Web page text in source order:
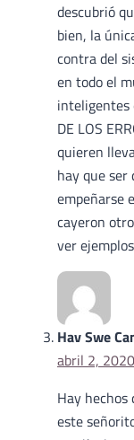
descubrió
bien, la
contra del
en todo el
inteligentes
DE LOS
quieren
hay que ser
empeñarse
cayeron
ver
Hav Swe
abril 2,
Hay hechos
este